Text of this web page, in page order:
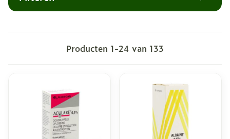
Producten 1-24 van 133